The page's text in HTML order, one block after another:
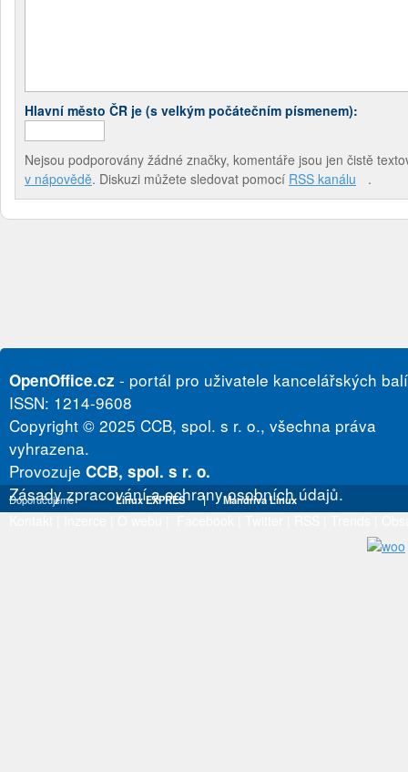
Hlavní město ČR je (s velkým počátečním písmenem):
Nejsou podporovány žádné značky, komentáře jsou jen čistě
v nápovědě. Diskuzi můžete sledovat pomocí RSS kanálu .
OpenOffice.cz - portál pro uživatele kancelářských
ISSN: 1214-9608
Copyright © 2025 CCB, spol. s r. o., všechna práva
vyhrazena.
Provozuje CCB, spol. s r. o.
Zásady zpracování a ochrany osobních údajů.
Doporučujeme Linux EXPRES | Mandriva Linux